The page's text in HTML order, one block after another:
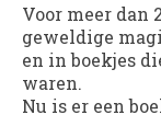
Voor meer dan
geweldige
en in boekjes
waren.
Nu is er een